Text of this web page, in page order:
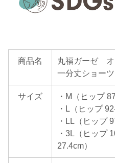
商品名
丸福ガーゼ
一分丈ショー
サイズ
・M（ヒップ
・L（ヒップ
・LL（ヒップ
・3L（ヒップ
27.4cm）